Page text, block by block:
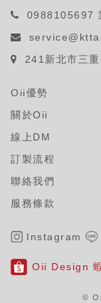
0988105697
241新北市三
Oii優勢
關於Oii
線上DM
訂製流程
聯絡我們
服務條款
Instagram
Oii Design
©